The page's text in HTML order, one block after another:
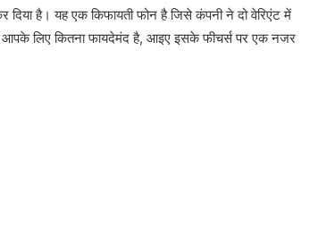
दिया है। यह एक किफायती फोन है जिसे कंपनी ने दो वेरिएंट में
आपके लिए कितना फायदेमंद है, आइए इसके फीचर्स पर एक नजर